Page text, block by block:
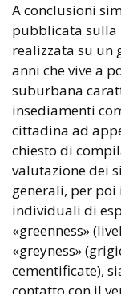
A conclusioni
pubblicata sulla
realizzata su un
anni che vive a
suburbana
insediamenti
cittadina ad
chiesto di
valutazione dei
generali, per
individuali di
«greenness»
«greyness»
cementificate),